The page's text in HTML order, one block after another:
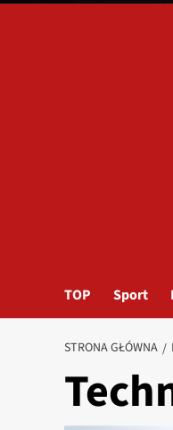
TOP Sport
STRONA GŁÓWNA